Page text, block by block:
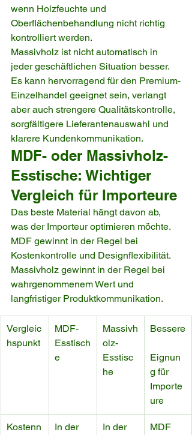
wenn Holzfeuchte und
Oberflächenbehandlung nicht richtig
kontrolliert werden.
Massivholz ist nicht automatisch in
jeder geschäftlichen Situation besser.
Es kann hervorragend für den Premium-
Einzelhandel geeignet sein, verlangt
aber auch strengere Qualitätskontrolle,
sorgfältigere Lieferantenauswahl und
klarere Kundenkommunikation.
MDF- oder Massivholz-
Esstische: Wichtiger
Vergleich für Importeure
Das beste Material hängt davon ab,
was der Importeur optimieren möchte.
MDF gewinnt in der Regel bei
Kostenkontrolle und Designflexibilität.
Massivholz gewinnt in der Regel bei
wahrgenommenem Wert und
langfristiger Produktkommunikation.
Vergleic
hspunkt
MDF-
Esstisch
e
Massivh
olz-
Esstisc
he
Bessere
Eignun
g für
Importe
ure
Kostenn
In der
In der
MDF